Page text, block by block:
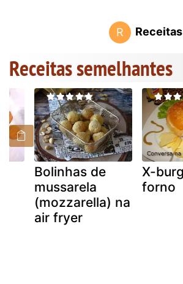
R
Receitas semelhantes
Bolinhas de
mussarela
(mozzarella) na
air fryer
X-
forno